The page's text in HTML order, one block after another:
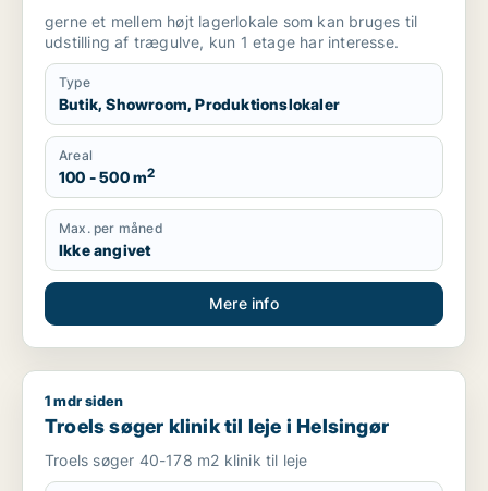
gerne et mellem højt lagerlokale som kan bruges til
udstilling af trægulve, kun 1 etage har interesse.
Type
Butik, Showroom, Produktionslokaler
Areal
100 - 500 m2
Max. per måned
Ikke angivet
Mere info
Troels søger klinik til leje i Helsingør
1 mdr siden
Troels søger klinik til leje i Helsingør
Troels søger 40-178 m2 klinik til leje